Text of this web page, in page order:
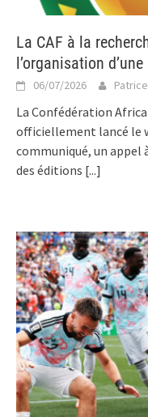
La CAF à la
l’organisation
06/07/2026
La Confédération
officiellement lancé le
communiqué, un appel
des éditions [...]